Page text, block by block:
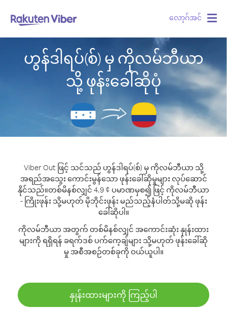
လော့ဂ်အင်
ဟွန်ဒါရပ်(စ်) မှ ကိုလမ်ဘီယာ
သို့ ဖုန်းခေါ်ဆိုပုံ
Viber Out ဖြင့် သင်သည် ဟွန်ဒါရပ်(စ်) မှ ကိုလမ်ဘီယာ သို့
အရည်အသွေး ကောင်းမွန်သော ဖုန်းခေါ်ဆိုမှုများ လုပ်ဆောင်
နိုင်သည်။တစ်မိနစ်လျှင် 4.9 ¢ ပမာဏမှစ၍ ဖြင့် ကိုလမ်ဘီယာ
- ကြိုးဖုန်း သို့မဟုတ် မိုဘိုင်းဖုန်း မည်သည့်နံပါတ်သို့မဆို ဖုန်း
ခေါ်ဆိုပါ။
ကိုလမ်ဘီယာ အတွက် တစ်မိနစ်လျှင် အကောင်းဆုံး နှုန်းထား
များကို ရရှိရန် ခရက်ဒစ် ပက်ကေ့ချ်များ သို့မဟုတ် ဖုန်းခေါ်ဆို
မှု အစီအစဉ်တစ်ခုကို ဝယ်ယူပါ။
နှုန်းထားများကို ကြည့်ပါ